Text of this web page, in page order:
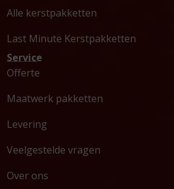
Alle kerstpakketten
Last Minute Kerstpakketten
Service
Offerte
Maatwerk pakketten
Levering
Veelgestelde vragen
Over ons